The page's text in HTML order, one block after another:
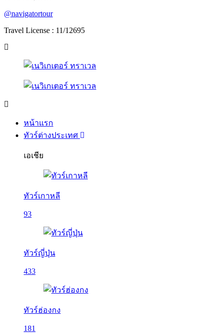
@navigatortour
Travel License : 11/12695
หน้าแรก
ทัวร์ต่างประเทศ
เอเชีย
ทัวร์เกาหลี
93
ทัวร์ญี่ปุ่น
433
ทัวร์ฮ่องกง
181